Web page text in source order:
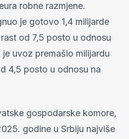
robne razmjene.
je gotovo 1,4 milijarde
od 7,5 posto u odnosu
uvoz premašio milijardu
4,5 posto u odnosu na
gospodarske komore,
godine u Srbiju najviše